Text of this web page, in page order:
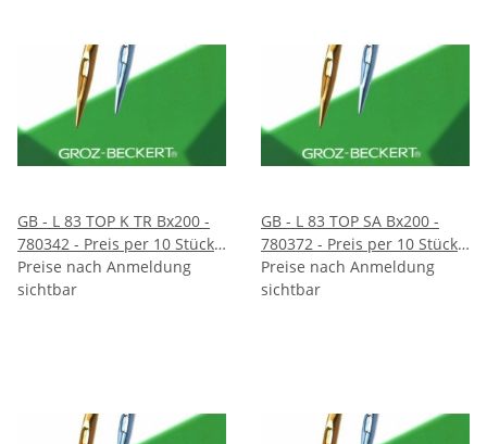
GB - L 83 TOP K TR Bx200 -
780342 - Preis per 10 Stück -
VE 100 Stück
Preise nach Anmeldung
sichtbar
GB - L 83 TOP SA Bx200 -
780372 - Preis per 10 Stück -
VE 100 Stück
Preise nach Anmeldung
sichtbar